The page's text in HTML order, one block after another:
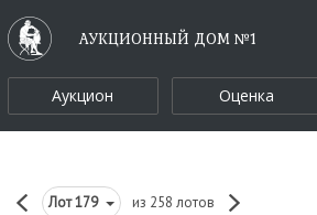
АУКЦИОННЫЙ ДОМ №1
Аукцион Оценка
Лот179 из 258 лотов